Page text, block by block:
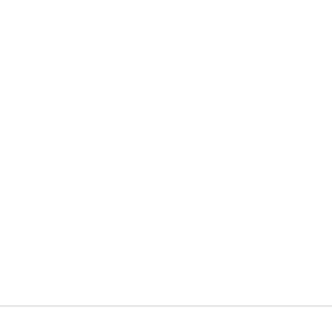
in
Geschichte in Deutschland aus